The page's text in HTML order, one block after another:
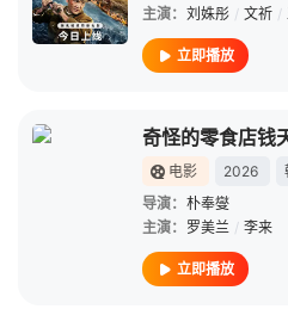
主演： 刘姝彤 / 文祈 /
立即播放
奇怪的零食店钱
电影 2026
导演： 朴奉燮
主演： 罗美兰 / 李来
立即播放